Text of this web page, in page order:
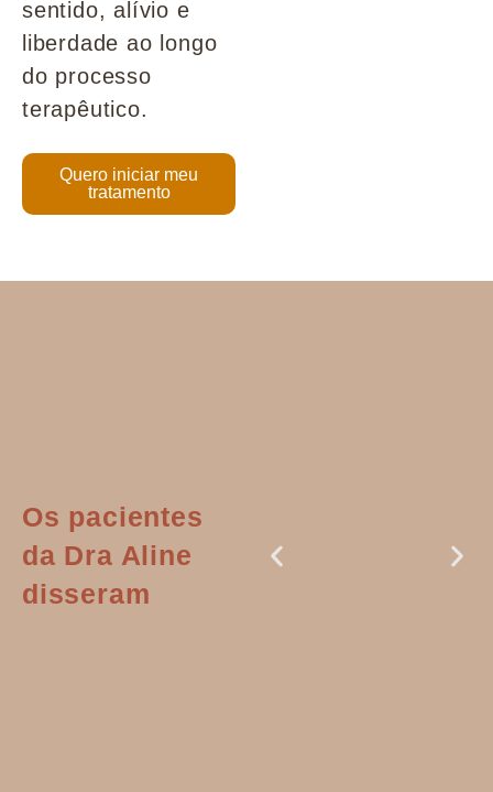
sentido, alívio e
liberdade ao longo
do processo
terapêutico.
Quero iniciar meu
tratamento
Os pacientes
da Dra Aline
disseram